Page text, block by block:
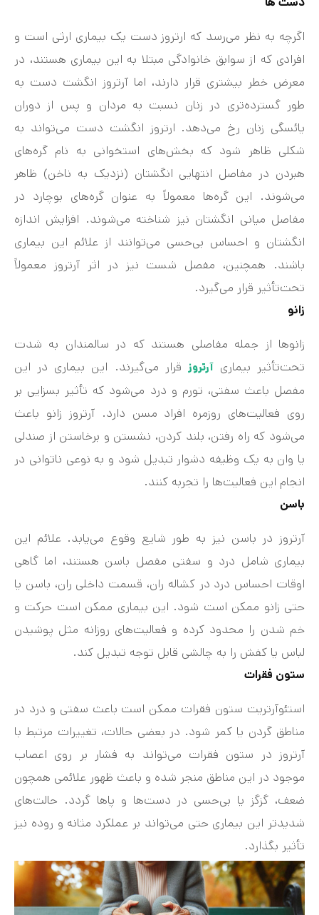
اگرچه به نظر می‌رسد که ارتروز دست یک بیماری ارثی است و
افرادی که از سوابق خانوادگی مبتلا به این بیماری هستند، در
معرض خطر بیشتری قرار دارند، اما آرتروز انگشت دست به
طور گسترده‌تری در زنان نسبت به مردان و پس از دوران
یائسگی زنان رخ می‌دهد. ارتروز انگشت دست می‌تواند به
شکلی ظاهر شود که بخش‌های استخوانی به نام گره‌های
هبردن در مفاصل انتهایی انگشتان (نزدیک به ناخن) ظاهر
می‌شوند. این گره‌ها معمولاً به عنوان گره‌های بوچارد در
مفاصل میانی انگشتان نیز شناخته می‌شوند. افزایش اندازه
انگشتان و احساس بی‌حسی می‌توانند از علائم این بیماری
باشند. همچنین، مفصل شست نیز در اثر آرتروز معمولاً
تحت‌تأثیر قرار می‌گیرد.
زانو
زانوها از جمله مفاصلی هستند که در سالمندان به شدت
تحت‌تأثیر بیماریآرتروز قرار می‌گیرند. این بیماری در این
مفصل باعث سفتی، تورم و درد می‌شود که تأثیر بسزایی بر
روی فعالیت‌های روزمره افراد مسن دارد. آرتروز زانو باعث
می‌شود که راه رفتن، بلند کردن، نشستن و برخاستن از صندلی
یا وان به یک وظیفه دشوار تبدیل شود و به نوعی ناتوانی در
انجام این فعالیت‌ها را تجربه کنند.
باسن
آرتروز در باسن نیز به طور شایع وقوع می‌یابد. علائم این
بیماری شامل درد و سفتی مفصل باسن هستند، اما گاهی
اوقات احساس درد در کشاله ران، قسمت داخلی ران، باسن یا
حتی زانو ممکن است شود. این بیماری ممکن است حرکت و
خم شدن را محدود کرده و فعالیت‌های روزانه مثل پوشیدن
لباس یا کفش را به چالشی قابل توجه تبدیل کند.
ستون فقرات
استئوآرتریت ستون فقرات ممکن است باعث سفتی و درد در
مناطق گردن یا کمر شود. در بعضی حالات، تغییرات مرتبط با
آرتروز در ستون فقرات می‌تواند به فشار بر روی اعصاب
موجود در این مناطق منجر شده و باعث ظهور علائمی همچون
ضعف، گزگز یا بی‌حسی در دست‌ها و پاها گردد. حالت‌های
شدیدتر این بیماری حتی می‌تواند بر عملکرد مثانه و روده نیز
تأثیر بگذارد.